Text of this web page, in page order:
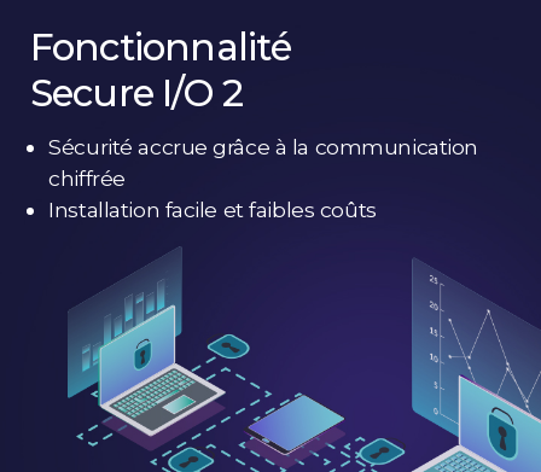
Fonctionnalité
Secure I/O 2
Sécurité accrue grâce à la communication
chiffrée
Installation facile et faibles coûts